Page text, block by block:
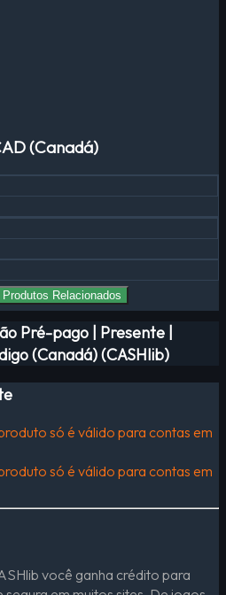
(Canadá)
Produtos Relacionados
Pré-pago | Presente |
(Canadá) (CASHlib)
só é válido para contas em
só é válido para contas em
você ganha crédito para